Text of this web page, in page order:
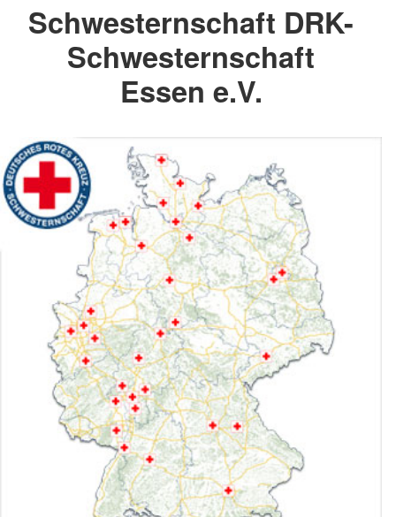
Schwesternschaft DRK-
Schwesternschaft
Essen e.V.